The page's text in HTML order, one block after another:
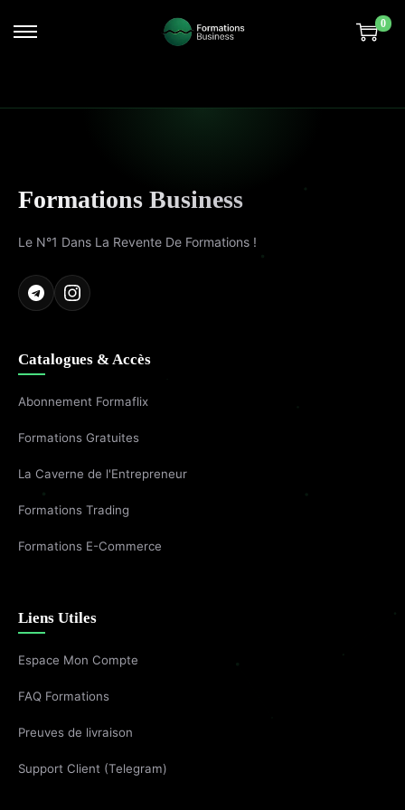
0
Formations Business
Le N°1 Dans La Revente De Formations !
Catalogues & Accès
Abonnement Formaflix
Formations Gratuites
La Caverne de l'Entrepreneur
Formations Trading
Formations E-Commerce
Liens Utiles
Espace Mon Compte
FAQ Formations
Preuves de livraison
Support Client (Telegram)